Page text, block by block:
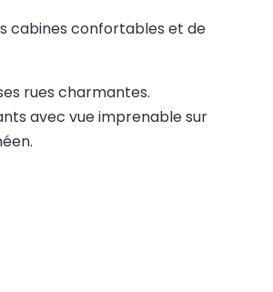
cabines confortables et de
rues charmantes.
avec vue imprenable sur